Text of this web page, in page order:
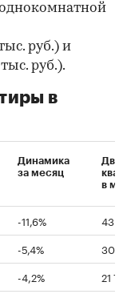
руб.) и
руб.).
в
Динамика
за месяц
в
-11,6%
43
-5,4%
30
-4,2%
21 766